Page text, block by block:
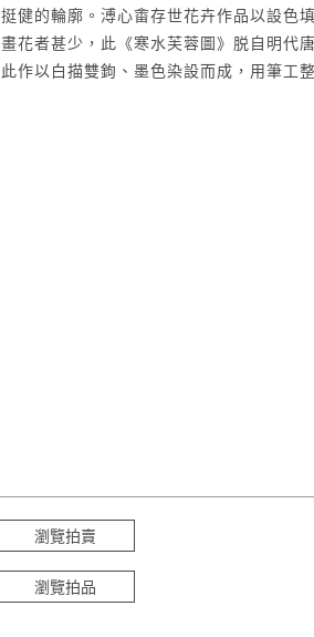
挺健的輪廓。溥心畬存世花卉作品以設色
畫花者甚少，此《寒水芙蓉圖》脱自明代
此作以白描雙鉤、墨色染設而成，用筆工
瀏覽拍賣
瀏覽拍品